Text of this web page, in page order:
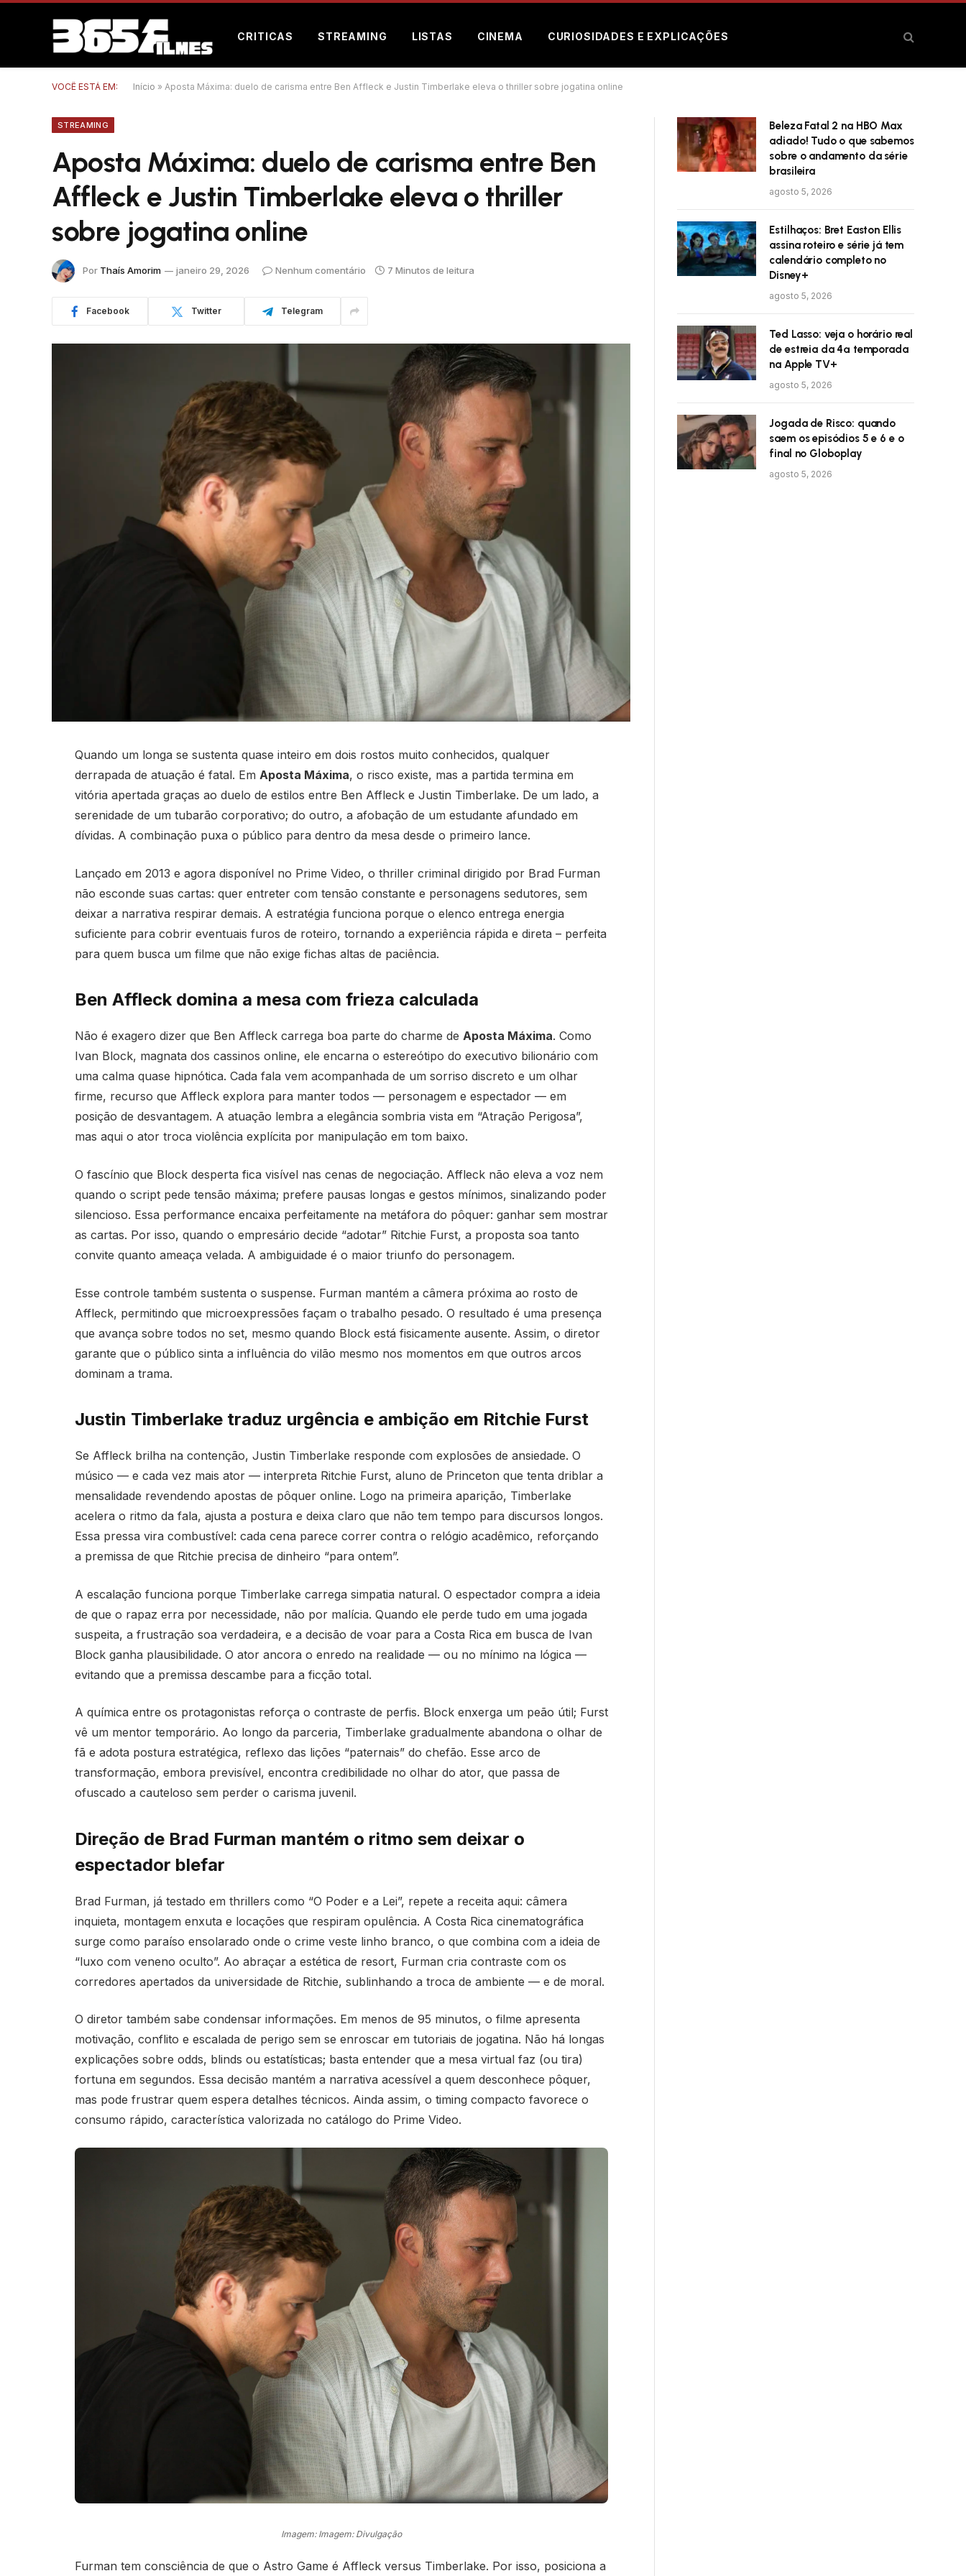
CRITICAS STREAMING LISTAS CINEMA CURIOSIDADES E EXPLICAÇÕES
VOCÊ ESTÁ EM: Início » Aposta Máxima: duelo de carisma entre Ben Affleck e Justin Timberlake eleva o thriller sobre jogatina online
STREAMING
Aposta Máxima: duelo de carisma entre Ben
Affleck e Justin Timberlake eleva o thriller
sobre jogatina online
Por Thaís Amorim janeiro 29, 2026 Nenhum comentário 7 Minutos de leitura
Facebook Twitter Telegram
Quando um longa se sustenta quase inteiro em dois rostos muito conhecidos, qualquer
derrapada de atuação é fatal. Em Aposta Máxima, o risco existe, mas a partida termina em
vitória apertada graças ao duelo de estilos entre Ben Affleck e Justin Timberlake. De um lado, a
serenidade de um tubarão corporativo; do outro, a afobação de um estudante afundado em
dívidas. A combinação puxa o público para dentro da mesa desde o primeiro lance.
Lançado em 2013 e agora disponível no Prime Video, o thriller criminal dirigido por Brad Furman
não esconde suas cartas: quer entreter com tensão constante e personagens sedutores, sem
deixar a narrativa respirar demais. A estratégia funciona porque o elenco entrega energia
suficiente para cobrir eventuais furos de roteiro, tornando a experiência rápida e direta – perfeita
para quem busca um filme que não exige fichas altas de paciência.
Ben Affleck domina a mesa com frieza calculada
Não é exagero dizer que Ben Affleck carrega boa parte do charme de Aposta Máxima. Como
Ivan Block, magnata dos cassinos online, ele encarna o estereótipo do executivo bilionário com
uma calma quase hipnótica. Cada fala vem acompanhada de um sorriso discreto e um olhar
firme, recurso que Affleck explora para manter todos — personagem e espectador — em
posição de desvantagem. A atuação lembra a elegância sombria vista em “Atração Perigosa”,
mas aqui o ator troca violência explícita por manipulação em tom baixo.
O fascínio que Block desperta fica visível nas cenas de negociação. Affleck não eleva a voz nem
quando o script pede tensão máxima; prefere pausas longas e gestos mínimos, sinalizando poder
silencioso. Essa performance encaixa perfeitamente na metáfora do pôquer: ganhar sem mostrar
as cartas. Por isso, quando o empresário decide “adotar” Ritchie Furst, a proposta soa tanto
convite quanto ameaça velada. A ambiguidade é o maior triunfo do personagem.
Esse controle também sustenta o suspense. Furman mantém a câmera próxima ao rosto de
Affleck, permitindo que microexpressões façam o trabalho pesado. O resultado é uma presença
que avança sobre todos no set, mesmo quando Block está fisicamente ausente. Assim, o diretor
garante que o público sinta a influência do vilão mesmo nos momentos em que outros arcos
dominam a trama.
Justin Timberlake traduz urgência e ambição em Ritchie Furst
Se Affleck brilha na contenção, Justin Timberlake responde com explosões de ansiedade. O
músico — e cada vez mais ator — interpreta Ritchie Furst, aluno de Princeton que tenta driblar a
mensalidade revendendo apostas de pôquer online. Logo na primeira aparição, Timberlake
acelera o ritmo da fala, ajusta a postura e deixa claro que não tem tempo para discursos longos.
Essa pressa vira combustível: cada cena parece correr contra o relógio acadêmico, reforçando
a premissa de que Ritchie precisa de dinheiro “para ontem”.
A escalação funciona porque Timberlake carrega simpatia natural. O espectador compra a ideia
de que o rapaz erra por necessidade, não por malícia. Quando ele perde tudo em uma jogada
suspeita, a frustração soa verdadeira, e a decisão de voar para a Costa Rica em busca de Ivan
Block ganha plausibilidade. O ator ancora o enredo na realidade — ou no mínimo na lógica —
evitando que a premissa descambe para a ficção total.
A química entre os protagonistas reforça o contraste de perfis. Block enxerga um peão útil; Furst
vê um mentor temporário. Ao longo da parceria, Timberlake gradualmente abandona o olhar de
fã e adota postura estratégica, reflexo das lições “paternais” do chefão. Esse arco de
transformação, embora previsível, encontra credibilidade no olhar do ator, que passa de
ofuscado a cauteloso sem perder o carisma juvenil.
Direção de Brad Furman mantém o ritmo sem deixar o
espectador blefar
Brad Furman, já testado em thrillers como “O Poder e a Lei”, repete a receita aqui: câmera
inquieta, montagem enxuta e locações que respiram opulência. A Costa Rica cinematográfica
surge como paraíso ensolarado onde o crime veste linho branco, o que combina com a ideia de
“luxo com veneno oculto”. Ao abraçar a estética de resort, Furman cria contraste com os
corredores apertados da universidade de Ritchie, sublinhando a troca de ambiente — e de moral.
O diretor também sabe condensar informações. Em menos de 95 minutos, o filme apresenta
motivação, conflito e escalada de perigo sem se enroscar em tutoriais de jogatina. Não há longas
explicações sobre odds, blinds ou estatísticas; basta entender que a mesa virtual faz (ou tira)
fortuna em segundos. Essa decisão mantém a narrativa acessível a quem desconhece pôquer,
mas pode frustrar quem espera detalhes técnicos. Ainda assim, o timing compacto favorece o
consumo rápido, característica valorizada no catálogo do Prime Video.
Imagem: Imagem: Divulgação
Furman tem consciência de que o Astro Game é Affleck versus Timberlake. Por isso, posiciona a
Beleza Fatal 2 na HBO Max
adiado! Tudo o que sabemos
sobre o andamento da série
brasileira
agosto 5, 2026
Estilhaços: Bret Easton Ellis
assina roteiro e série já tem
calendário completo no
Disney+
agosto 5, 2026
Ted Lasso: veja o horário real
de estreia da 4ª temporada
na Apple TV+
agosto 5, 2026
Jogada de Risco: quando
saem os episódios 5 e 6 e o
final no Globoplay
agosto 5, 2026